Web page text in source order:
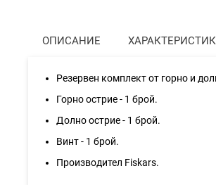
снимки
ОПИСАНИЕ
Резервен комплект от горно и
Горно острие - 1 брой.
Долно острие - 1 брой.
Винт - 1 брой.
Производител Fiskars.